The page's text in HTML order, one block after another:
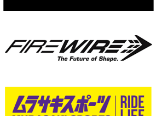
SancheZ
wanda